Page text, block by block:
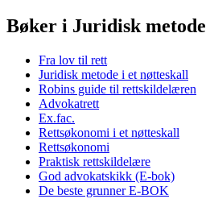
Bøker i Juridisk
Fra lov til rett
Juridisk metode i et nøtteskall
Robins guide til rettskildelæren
Advokatrett
Ex.fac.
Rettsøkonomi i et nøtteskall
Rettsøkonomi
Praktisk rettskildelære
God advokatskikk (E-bok)
De beste grunner E-BOK